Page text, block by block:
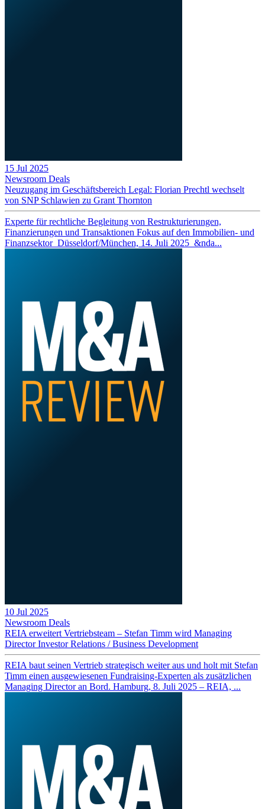
15 Jul 2025
Newsroom Deals
Neuzugang im Geschäftsbereich Legal: Florian Prechtl wechselt
von SNP Schlawien zu Grant Thornton
Experte für rechtliche Begleitung von Restrukturierungen,
Finanzierungen und Transaktionen Fokus auf den Immobilien- und
Finanzsektor Düsseldorf/München, 14. Juli 2025 &nda...
10 Jul 2025
Newsroom Deals
REIA erweitert Vertriebsteam – Stefan Timm wird Managing
Director Investor Relations / Business Development
REIA baut seinen Vertrieb strategisch weiter aus und holt mit Stefan
Timm einen ausgewiesenen Fundraising-Experten als zusätzlichen
Managing Director an Bord. Hamburg, 8. Juli 2025 – REIA, ...